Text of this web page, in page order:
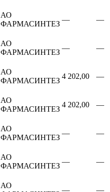
АО
ФАРМАСИНТЕЗ
— —
АО
ФАРМАСИНТЕЗ
— —
АО
ФАРМАСИНТЕЗ
4 202,00 —
АО
ФАРМАСИНТЕЗ
4 202,00 —
АО
ФАРМАСИНТЕЗ
— —
АО
ФАРМАСИНТЕЗ
— —
АО
— —